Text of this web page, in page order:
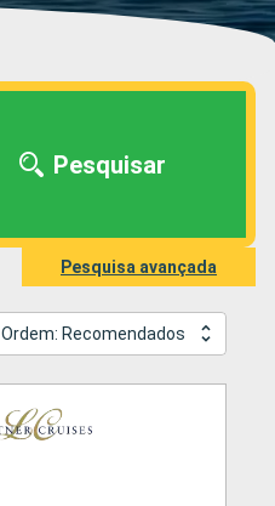
Pesquisar
Pesquisa avançada
Ordem: Recomendados